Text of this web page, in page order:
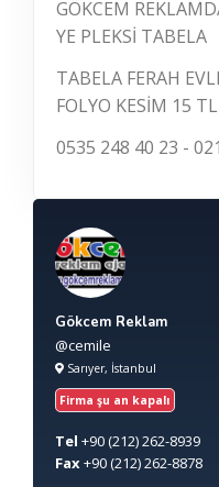
GÖKCEM
YE PLEKSİ TABELA
TABELA FERAH
FOLYO KESİM 15 TL
0535 248 40 23 -
Gökcem Reklam
@cemile
Sarıyer, İstanbul
Firma şu an kapalı
Tel +90(212) 262-8939
Fax+90(212) 262-8878